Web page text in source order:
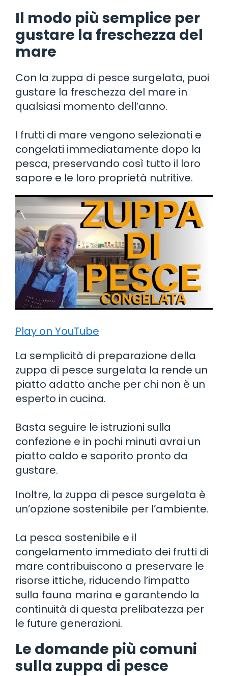
Il modo più semplice per
gustare la freschezza del
mare
Con la zuppa di pesce surgelata, puoi
gustare la freschezza del mare in
qualsiasi momento dell’anno.
I frutti di mare vengono selezionati e
congelati immediatamente dopo la
pesca, preservando così tutto il loro
sapore e le loro proprietà nutritive.
Play on YouTube
La semplicità di preparazione della
zuppa di pesce surgelata la rende un
piatto adatto anche per chi non è un
esperto in cucina.
Basta seguire le istruzioni sulla
confezione e in pochi minuti avrai un
piatto caldo e saporito pronto da
gustare.
Inoltre, la zuppa di pesce surgelata è
un’opzione sostenibile per l’ambiente.
La pesca sostenibile e il
congelamento immediato dei frutti di
mare contribuiscono a preservare le
risorse ittiche, riducendo l’impatto
sulla fauna marina e garantendo la
continuità di questa prelibatezza per
le future generazioni.
Le domande più comuni
sulla zuppa di pesce